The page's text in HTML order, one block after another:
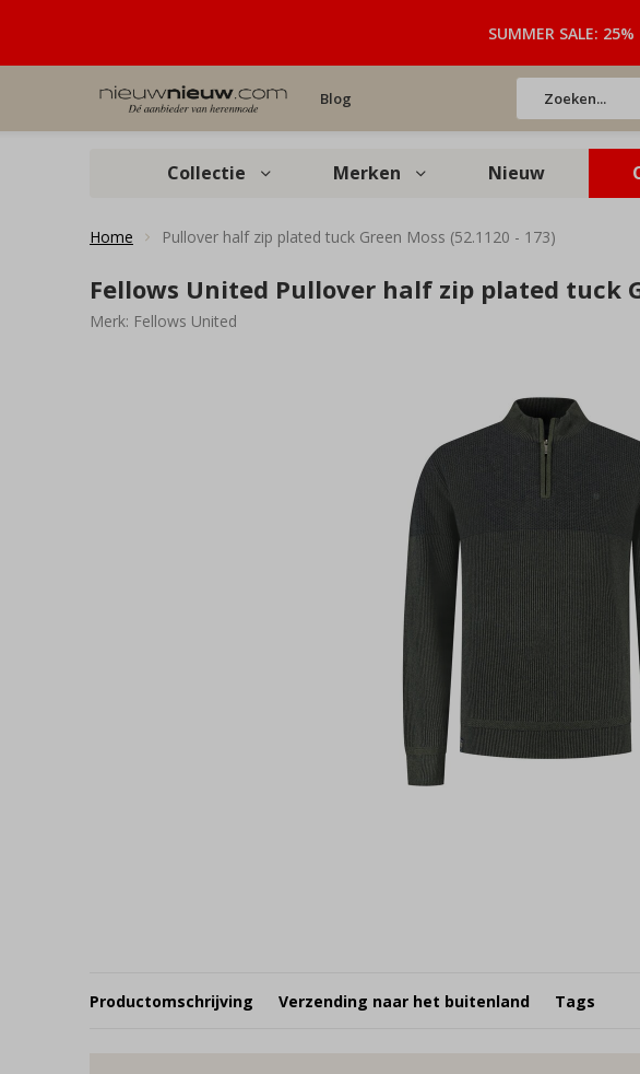
Blog
SUMMER SALE:
Collectie Merken Nieuw
Home Pullover half zip plated tuck Green Moss (52.1120 - 173)
Fellows United Pullover half zip plated tuck
Merk: Fellows United
Productomschrijving Verzending naar het buitenland Tags